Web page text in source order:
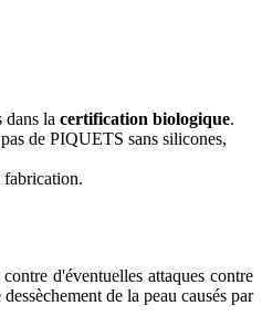
dans la certification biologique.
de PIQUETS sans silicones,
fabrication.
d'éventuelles attaques contre
de la peau causés par